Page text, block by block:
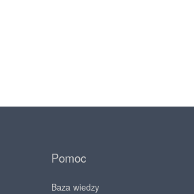
Pomoc
Baza wiedzy